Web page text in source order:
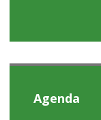
Agenda